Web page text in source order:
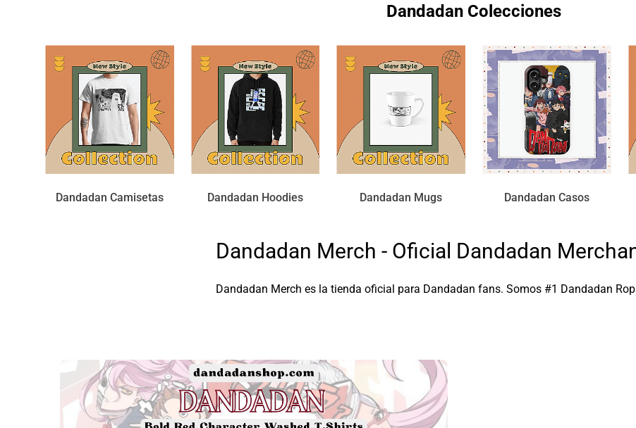
Dandadan Colecciones
Dandadan Camisetas Dandadan Hoodies Dandadan Mugs Dandadan Casos
Dandadan Merch - Oficial Dandadan
Dandadan Merch es la tienda oficial para Dandadan fans. Somos #1 Dandadan